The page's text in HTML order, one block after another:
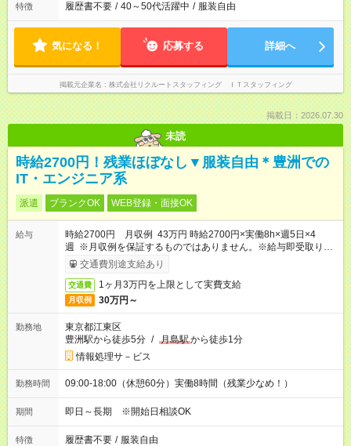
特徴 履歴書不要 / 40～50代活躍中 / 服装自由
気になる！ 応募する 詳細へ
掲載元企業名 株式会社リクルートスタッフィング ＩＴスタッフィング
掲載日：2026.07.30
未読
時給2700円！残業ほぼなし▼服装自由＊豊洲での
IT・エンジニア系
派遣 ブランクOK WEB登録・面接OK
給与
時給2700円 月収例 43万円 時給2700円×実働8h×週5日×4
週 ※月収例を保証するものではありません。※給与即受取りサ
ービス利用可（利用条件有）
交通費別途支給あり
交通費 1ヶ月3万円を上限として実費支給
月収例 30万円～
勤務地
東京都江東区
豊洲駅から徒歩5分 / 月島駅から徒歩1分
情報処理サ－ビス
勤務時間 09:00-18:00（休憩60分）実働8時間（残業少なめ！）
期間 即日～長期 ※開始日相談OK
特徴 履歴書不要 / 服装自由